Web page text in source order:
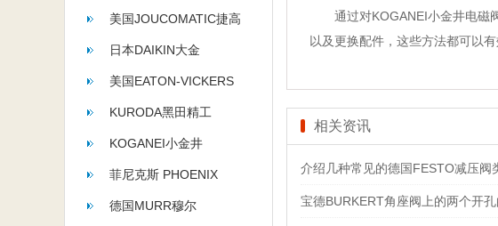
美国JOUCOMATIC捷高
日本DAIKIN大金
美国EATON-VICKERS
KURODA黑田精工
KOGANEI小金井
菲尼克斯 PHOENIX
CONTACT
德国MURR穆尔
通过对KOGANEI小金井电磁阀
以及更换配件，这些方法都可以
相关资讯
介绍几种常见的德国FESTO减压阀
宝德BURKERT角座阀上的两个开